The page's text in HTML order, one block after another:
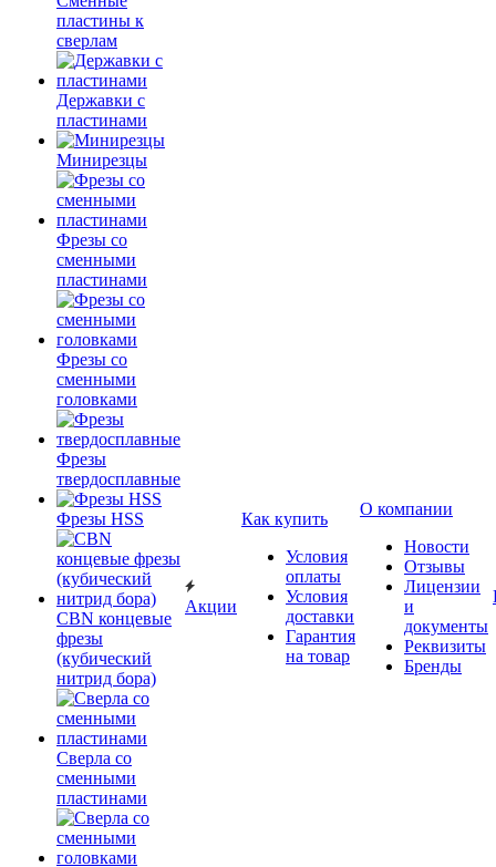
пластины к
сверлам
Державки с
пластинами
Минирезцы
Фрезы со
сменными
пластинами
Фрезы со
сменными
головками
Фрезы
твердосплавные
Фрезы HSS
CBN концевые
фрезы
(кубический
нитрид бора)
Сверла со
сменными
пластинами
Акции
Как купить
Условия
оплаты
Условия
доставки
Гарантия
на товар
О компании
Новости
Отзывы
Лицензии
и
документы
Реквизиты
Бренды